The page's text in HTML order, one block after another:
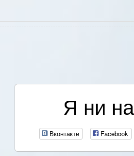
Я ни
Вконтакте Facebook